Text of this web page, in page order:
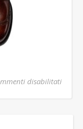
disabilitatisu